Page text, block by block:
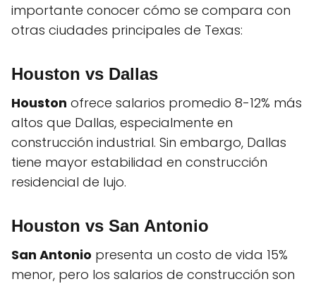
importante conocer cómo se compara con
otras ciudades principales de Texas:
Houston vs Dallas
Houston ofrece salarios promedio 8-12% más
altos que Dallas, especialmente en
construcción industrial. Sin embargo, Dallas
tiene mayor estabilidad en construcción
residencial de lujo.
Houston vs San Antonio
San Antonio presenta un costo de vida 15%
menor, pero los salarios de construcción son